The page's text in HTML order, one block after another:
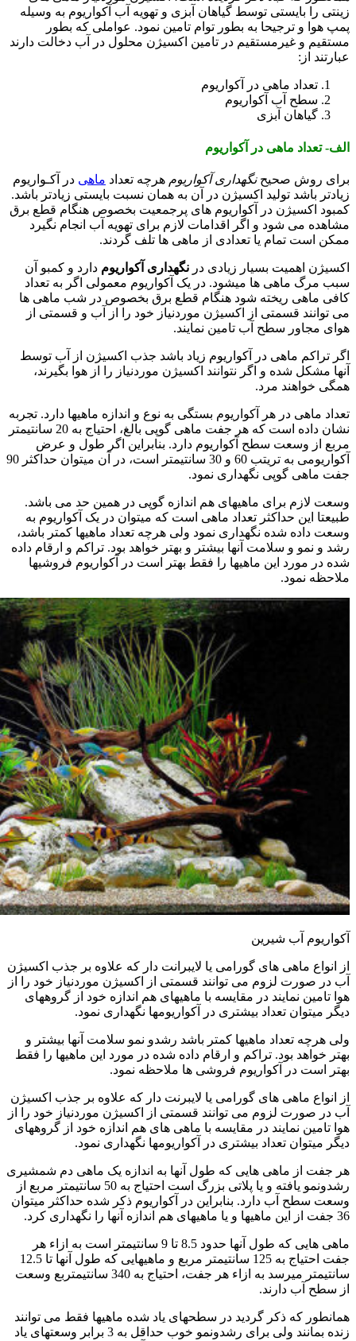
زینتی را بایستی توسط گیاهان آبزی و تهویه آب آکواریوم به وسیله
پمپ هوا و ترجیحا به بطور توام تامین نمود. عواملی که بطور
مستقیم و غیرمستقیم در تامین اکسیژن محلول در آب دخالت دارند
عبارتند از:
تعداد ماهی در آکواریوم
سطح آب آکواریوم
گیاهان آبزی
الف- تعداد ماهی در آکواریوم
برای روش صحیحنگهداری آکواریوم هرچه تعداد ماهی در آکـواریوم
زیادتر باشد تولید اکسیژن در آن به همان نسبت بایستی زیادتر باشد.
کمبود اکسیژن در آکواریوم های پرجمعیت بخصوص هنگام قطع برق
مشاهده می شود و اگر اقدامات لازم برای تهویه آب انجام نگیرد
ممکن است تمام یا تعدادی از ماهی ها تلف گردند.
اکسیژن اهمیت بسیار زیادی در نگهداری آکواریوم دارد و کمبو آن
سبب مرگ ماهی ها میشود. در یک آکواریوم معمولی اگر به تعداد
کافی ماهی ریخته شود هنگام قطع برق بخصوص در شب ماهی ها
می توانند قسمتی از اکسیژن موردنیاز خود را از آب و قسمتی از
هوای مجاور سطح آب تامین نمایند.
اگر تراکم ماهی در آکواریوم زیاد باشد جذب اکسیژن از آب توسط
آنها مشکل شده و اگر نتوانند اکسیژن موردنیاز را از هوا بگیرند،
همگی خواهند مرد.
تعداد ماهی در هر آکواریوم بستگی به نوع و اندازه ماهیها دارد. تجربه
نشان داده است که هر جفت ماهی گوپی بالغ، احتیاج به 20 سانتیمتر
مربع از وسعت سطح آکواریوم دارد. بنابراین اگر طول و عرض
آکواریومی به تریتب 60 و 30 سانتیمتر است، در آن میتوان حداکثر 90
جفت ماهی گوپی نگهداری نمود.
وسعت لازم برای ماهیهای هم اندازه گوپی در همین حد می باشد.
طبیعتا این حداکثر تعداد ماهی است که میتوان در یک آکواریوم به
وسعت داده شده نگهداری نمود ولی هرچه تعداد ماهیها کمتر باشد،
رشد و نمو و سلامت آنها بیشتر و بهتر خواهد بود. تراکم و ارقام داده
شده در مورد این ماهیها را فقط بهتر است در آکواریوم فروشیها
ملاحظه نمود.
آکواریوم آب شیرین
از انواع ماهی های گورامی یا لایبرانت دار که علاوه بر جذب اکسیژن
آب در صورت لزوم می توانند قسمتی از اکسیژن موردنیاز خود را از
هوا تامین نمایند در مقایسه با ماهیهای هم اندازه خود از گروههای
دیگر میتوان تعداد بیشتری در آکواریومها نگهداری نمود.
ولی هرچه تعداد ماهیها کمتر باشد رشدو نمو سلامت آنها بیشتر و
بهتر خواهد بود. تراکم و ارقام داده شده در مورد این ماهیها را فقط
بهتر است در آکواریوم فروشی ها ملاحظه نمود.
از انواع ماهی های گورامی یا لایبرنت دار که علاوه بر جذب اکسیژن
آب در صورت لزوم می توانند قسمتی از اکسیژن موردنیاز خود را از
هوا تامین نمایند در مقایسه با ماهی های هم اندازه خود از گروههای
دیگر میتوان تعداد بیشتری در آکواریومها نگهداری نمود.
هر جفت از ماهی هایی که طول آنها به اندازه یک ماهی دم شمشیری
رشدونمو یافته و یا پلاتی بزرگ است احتیاج به 50 سانتیمتر مربع از
وسعت سطح آب دارد. بنابراین در آکواریوم ذکر شده حداکثر میتوان
36 جفت از این ماهیها و یا ماهیهای هم اندازه آنها را نگهداری کرد.
ماهی هایی که طول آنها حدود 8.5 تا 9 سانتیمتر است به ازاء هر
جفت احتیاج به 125 سانتیمتر مربع و ماهیهایی که طول آنها تا 12.5
سانتیمتر میرسد به ازاء هر جفت، احتیاج به 340 سانتیمتربع وسعت
از سطح آب دارند.
همانطور که ذکر گردید در سطحهای یاد شده ماهیها فقط می توانند
زنده بمانند ولی برای رشدونمو خوب حداقل به 3 برابر وسعتهای یاد